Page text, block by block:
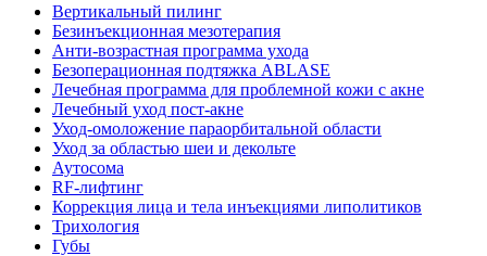
Вертикальный пилинг
Безинъекционная мезотерапия
Анти-возрастная программа ухода
Безоперационная подтяжка ABLASE
Лечебная программа для проблемной кожи с акне
Лечебный уход пост-акне
Уход-омоложение параорбитальной области
Уход за областью шеи и декольте
Аутосома
RF-лифтинг
Коррекция лица и тела инъекциями липолитиков
Трихология
Губы